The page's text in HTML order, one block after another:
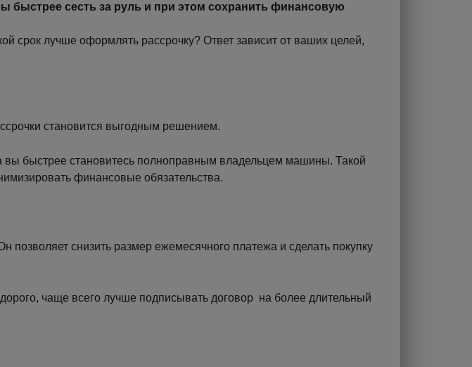
быстрее сесть за руль и при этом сохранить финансовую
срок лучше оформлять рассрочку? Ответ зависит от ваших целей,
становится выгодным решением.
вы быстрее становитесь полноправным владельцем машины. Такой
финансовые обязательства.
снизить размер ежемесячного платежа и сделать покупку
чаще всего лучше подписывать договор на более длительный